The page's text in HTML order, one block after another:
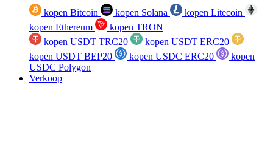
kopen Bitcoin kopen Solana
kopen Litecoin
kopen Ethereum
kopen TRON
kopen USDT TRC20
kopen USDT ERC20
kopen USDT BEP20
kopen USDC ERC20
kopen
USDC Polygon
Verkoop